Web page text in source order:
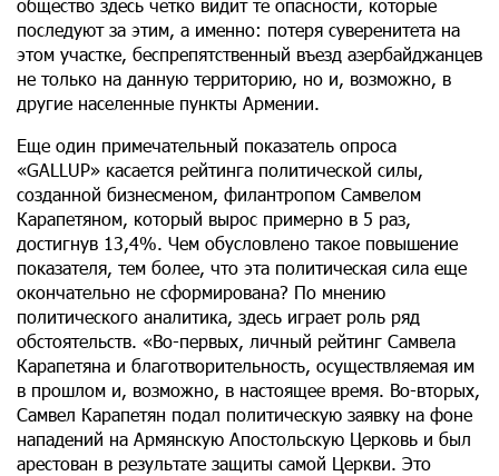
общество здесь четко видит те опасности, которые
последуют за этим, а именно: потеря суверенитета на
этом участке, беспрепятственный въезд азербайджанцев
не только на данную территорию, но и, возможно, в
другие населенные пункты Армении.
Еще один примечательный показатель опроса
«GALLUP» касается рейтинга политической силы,
созданной бизнесменом, филантропом Самвелом
Карапетяном, который вырос примерно в 5 раз,
достигнув 13,4%. Чем обусловлено такое повышение
показателя, тем более, что эта политическая сила еще
окончательно не сформирована? По мнению
политического аналитика, здесь играет роль ряд
обстоятельств. «Во-первых, личный рейтинг Самвела
Карапетяна и благотворительность, осуществляемая им
в прошлом и, возможно, в настоящее время. Во-вторых,
Самвел Карапетян подал политическую заявку на фоне
нападений на Армянскую Апостольскую Церковь и был
арестован в результате защиты самой Церкви. Это